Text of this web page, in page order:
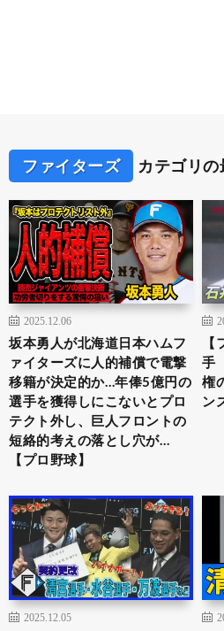
ファイターズ カテゴリ
2025.12.06
坂本勇人が北海道日本ハムフ
ァイターズに人的補償で電撃
移籍が決定的か…年俸5億円の
選手を獲得しにこないとプロ
テクト外し、巨人フロントの
短絡的考えの落とし穴が…
【プロ野球】
手
権
ン
2025.12.05